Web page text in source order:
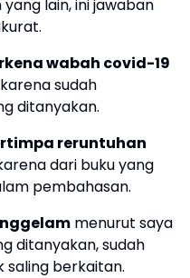
lain, ini jawaban
wabah covid-19
sudah
ditanyakan.
reruntuhan
dari buku yang
pembahasan.
menurut saya
ditanyakan, sudah
saling berkaitan.